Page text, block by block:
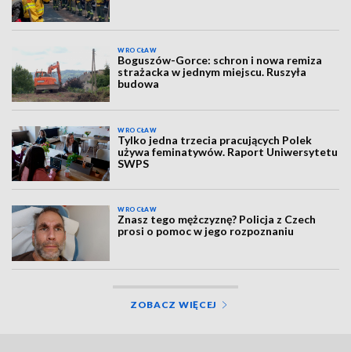
WROCŁAW
Boguszów-Gorce: schron i nowa remiza
strażacka w jednym miejscu. Ruszyła
budowa
WROCŁAW
Tylko jedna trzecia pracujących Polek
używa feminatywów. Raport Uniwersytetu
SWPS
WROCŁAW
Znasz tego mężczyznę? Policja z Czech
prosi o pomoc w jego rozpoznaniu
ZOBACZ WIĘCEJ